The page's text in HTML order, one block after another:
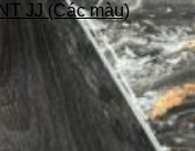
JJ (Các màu)